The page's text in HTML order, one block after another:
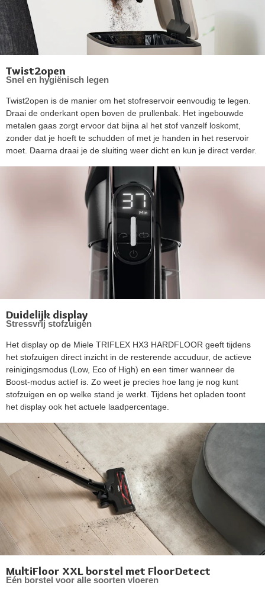
Twist2open
Snel en hygiënisch legen
Twist2open is de manier om het stofreservoir eenvoudig te legen.
Draai de onderkant open boven de prullenbak. Het ingebouwde
metalen gaas zorgt ervoor dat bijna al het stof vanzelf loskomt,
zonder dat je hoeft te schudden of met je handen in het reservoir
moet. Daarna draai je de sluiting weer dicht en kun je direct verder.
Duidelijk display
Stressvrij stofzuigen
Het display op de Miele TRIFLEX HX3 HARDFLOOR geeft tijdens
het stofzuigen direct inzicht in de resterende accuduur, de actieve
reinigingsmodus (Low, Eco of High) en een timer wanneer de
Boost-modus actief is. Zo weet je precies hoe lang je nog kunt
stofzuigen en op welke stand je werkt. Tijdens het opladen toont
het display ook het actuele laadpercentage.
MultiFloor XXL borstel met FloorDetect
Eén borstel voor alle soorten vloeren